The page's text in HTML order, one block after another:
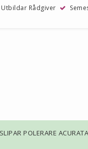
Utbildar Rådgiver
POLERARE ACURATA